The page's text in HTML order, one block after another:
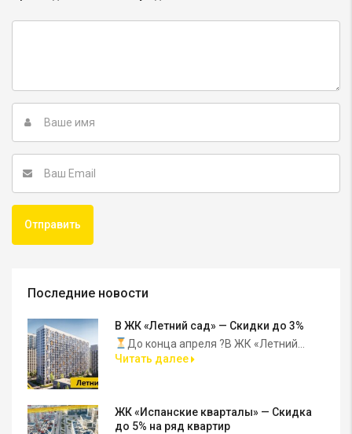
Последние новости
В ЖК «Летний сад» — Скидки до 3%
До конца апреля ?В ЖК «Летний...
Читать далее
ЖК «Испанские кварталы» — Скидка
до 5% на ряд квартир